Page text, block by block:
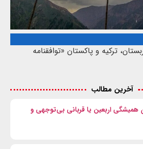
ترکیه و پاکستان «توافقنامه
آخرین مطالب
همیشگی اربعین یا قربانی بی‌توجهی و